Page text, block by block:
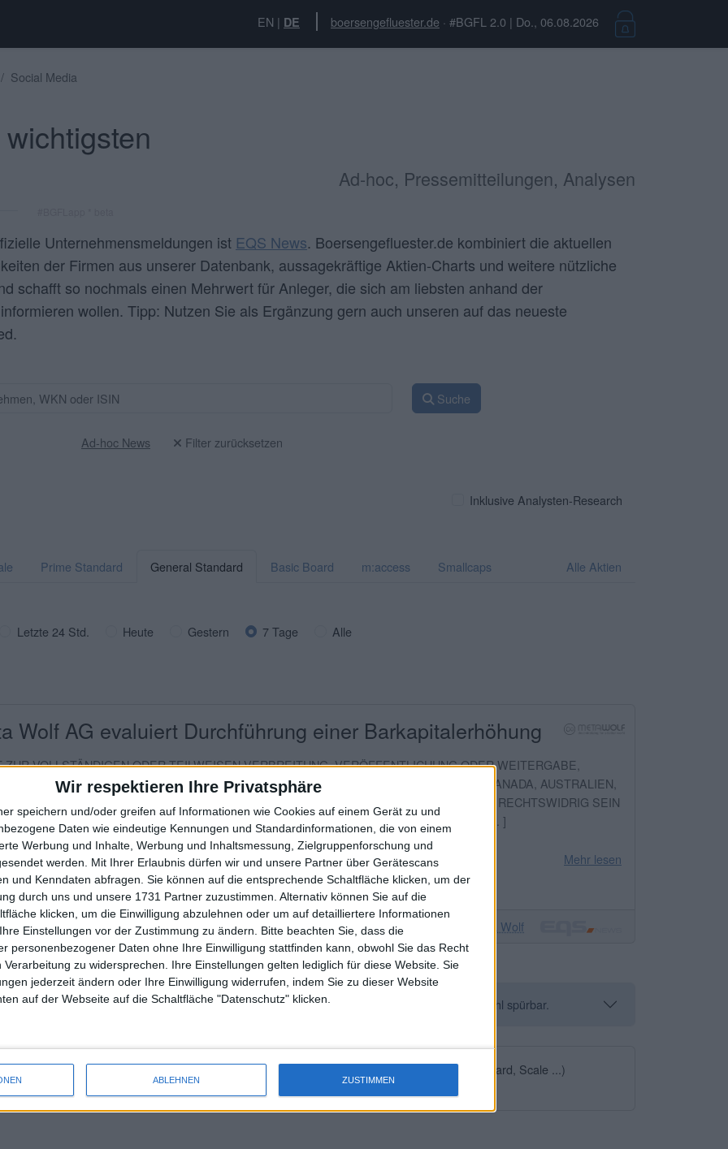
Wir respektieren Ihre Privatsphäre
speichern und/oder greifen auf Informationen wie Cookies auf einem Gerät zu und
Daten wie eindeutige Kennungen und Standardinformationen, die von einem
Werbung und Inhalte, Werbung und Inhaltsmessung, Zielgruppenforschung und
werden.
Mit Ihrer Erlaubnis dürfen wir und unsere Partner über Gerätescans
und Kenndaten abfragen. Sie können auf die entsprechende Schaltfläche klicken, um der
durch uns und unsere 1731 Partner zuzustimmen. Alternativ können Sie auf die
klicken, um die Einwilligung abzulehnen oder um auf detailliertere Informationen
Einstellungen vor der Zustimmung zu ändern.
Bitte beachten Sie, dass die
personenbezogener Daten ohne Ihre Einwilligung stattfinden kann, obwohl Sie das Recht
Verarbeitung zu widersprechen. Ihre Einstellungen gelten lediglich für diese Website. Sie
jederzeit ändern oder Ihre Einwilligung widerrufen, indem Sie zu dieser Website
auf der Webseite auf die Schaltfläche "Datenschutz" klicken.
ABLEHNEN ZUSTIMMEN
EN | DE boersengefluester.de · #BGFL 2.0 | Do., 06.08.2026
Social Media
Ad-hoc, Pressemitteilungen, Analysen
Unternehmensmeldungen ist EQS News. Boersengefluester.de kombiniert die aktuellen
der Firmen aus unserer Datenbank, aussagekräftige Aktien-Charts und weitere nützliche
schafft so nochmals einen Mehrwert für Anleger, die sich am liebsten anhand der
wollen. Tipp: Nutzen Sie als Ergänzung gern auch unseren auf das neueste
Suche
Ad-hoc News Filter zurücksetzen
Inklusive Analysten-Research
Prime Standard General Standard Basic Board m:access Smallcaps Alle Aktien
Letzte 24 Std. Heute Gestern 7 Tage Alle
Wolf AG evaluiert Durchführung einer Barkapitalerhöhung
ZUR VOLLSTÄNDIGEN ODER TEILWEISEN VERBREITUNG, VERÖFFENTLICHUNG ODER WEITERGABE,
ODER INDIREKT, IN ODER INNERHALB DER VEREINIGTEN STAATEN VON AMERIKA, KANADA, AUSTRALIEN,
ODER ANDEREN LÄNDERN, IN DENEN DIE VERBREITUNG ODER VERÖFFENTLICHUNG RECHTSWIDRIG SEIN
ES BESTEHEN WEITERE BESCHRÄNKUNGEN. BITTE BEACHTEN SIE DIE WICHTI [ … ]
Mehr lesen
A25420 Meta Wolf
Sie sich einfach für ein Benutzerkonto. Die Registrierung ist kostenlos und reduziert die Anzahl spürbar.
Indizes wie bspw. DAX, MDAX oder auch Marktsegmente (Prime Standard, General Standard, Scale ...)